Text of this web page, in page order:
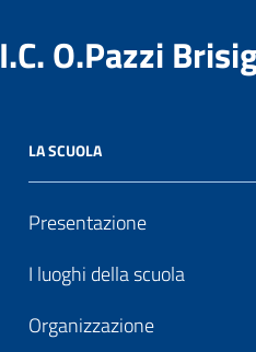
I.C. O.Pazzi
LA SCUOLA
Presentazione
I luoghi della scuola
Organizzazione